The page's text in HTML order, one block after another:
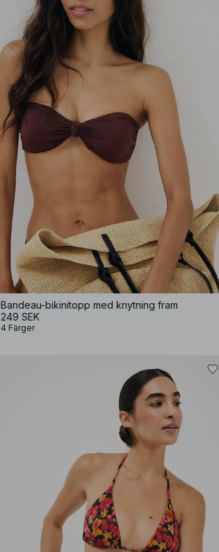
Bandeau-bikinitopp med knytning fram
249 SEK
4 Färger